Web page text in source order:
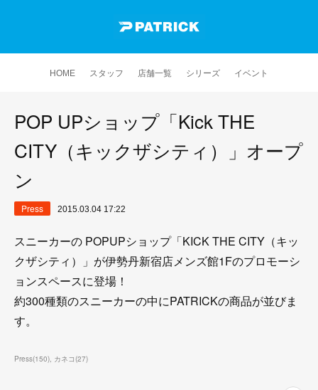
HOME スタッフ 店舗一覧 シリーズ イベント
POP UPショップ「Kick THE
CITY（キックザシティ）」オープ
ン
Press 2015.03.04 17:22
スニーカーの POPUPショップ「KICK THE CITY（キッ
クザシティ）」が伊勢丹新宿店メンズ館1Fのプロモーシ
ョンスペースに登場！
約300種類のスニーカーの中にPATRICKの商品が並びま
す。
Press(150) カネコ(27)